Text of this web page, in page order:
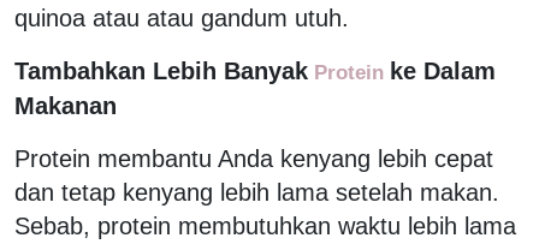
quinoa atau atau gandum utuh.
Tambahkan Lebih Banyak Protein ke Dalam
Makanan
Protein membantu Anda kenyang lebih cepat
dan tetap kenyang lebih lama setelah makan.
Sebab, protein membutuhkan waktu lebih lama